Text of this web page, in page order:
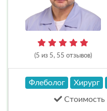
(5 из 5, 55 отзывов)
Флеболог Хирург
Стоимость